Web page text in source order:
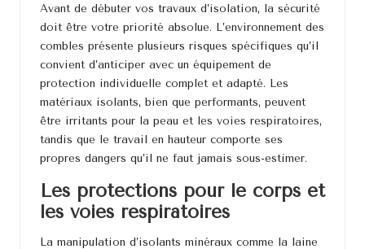
Avant de débuter vos travaux d’isolation, la sécurité
doit être votre priorité absolue. L’environnement des
combles présente plusieurs risques spécifiques qu’il
convient d’anticiper avec un équipement de
protection individuelle complet et adapté. Les
matériaux isolants, bien que performants, peuvent
être irritants pour la peau et les voies respiratoires,
tandis que le travail en hauteur comporte ses
propres dangers qu’il ne faut jamais sous-estimer.
Les protections pour le corps et
les voies respiratoires
La manipulation d’isolants minéraux comme la laine